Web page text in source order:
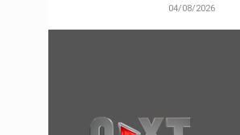
04/08/2026